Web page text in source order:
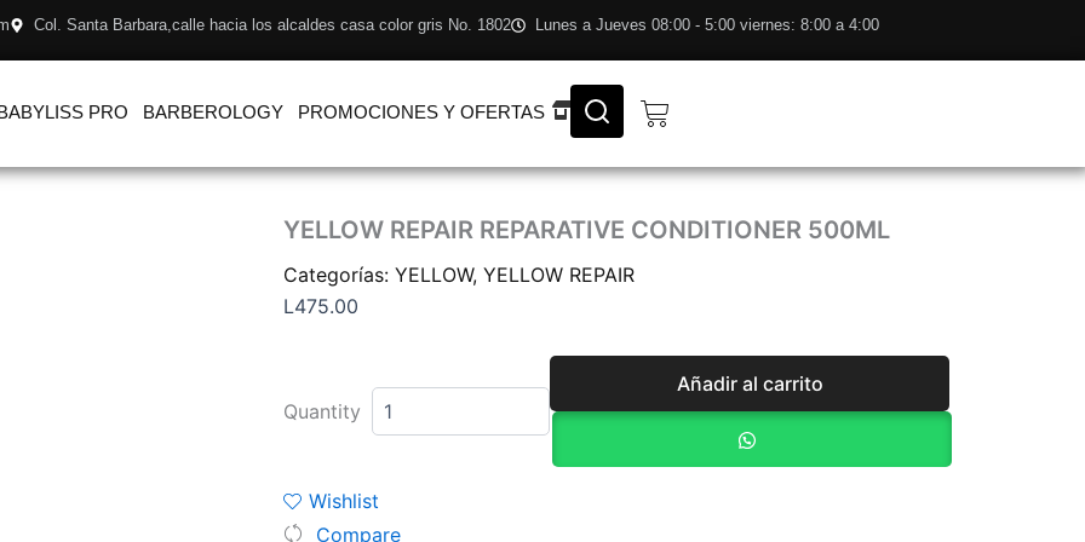
Col. Santa Barbara,calle hacia los alcaldes casa color gris No. 1802 Lunes a Jueves 08:00 - 5:00 viernes: 8:00 a 4:00
PRO BARBEROLOGY PROMOCIONES Y OFERTAS Cart
YELLOW REPAIR REPARATIVE CONDITIONER 500ML
Categorías: YELLOW, YELLOW REPAIR
L475.00
Quantity
REPAIR
REPARATIVE
CONDITIONER
Añadir al carrito
Wishlist
Compare